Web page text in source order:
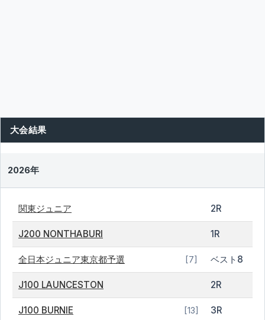
大会結果
2026年
関東ジュニア 2R
J200 NONTHABURI 1R
全日本ジュニア東京都予選 [7] ベスト8
J100 LAUNCESTON 2R
J100 BURNIE [13] 3R